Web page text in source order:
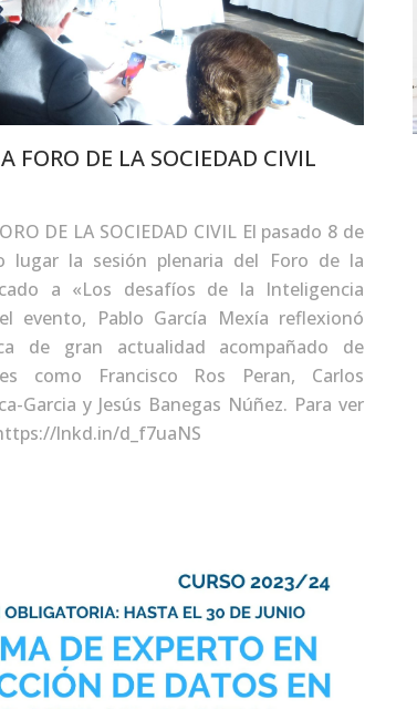
FORO DE LA SOCIEDAD CIVIL
DE LA SOCIEDAD CIVIL El pasado 8 de
lugar la sesión plenaria del Foro de la
a «Los desafíos de la Inteligencia
evento, Pablo García Mexía reflexionó
de gran actualidad acompañado de
como Francisco Ros Peran, Carlos
Garcia y Jesús Banegas Núñez. Para ver
lnkd.in/d_f7uaNS